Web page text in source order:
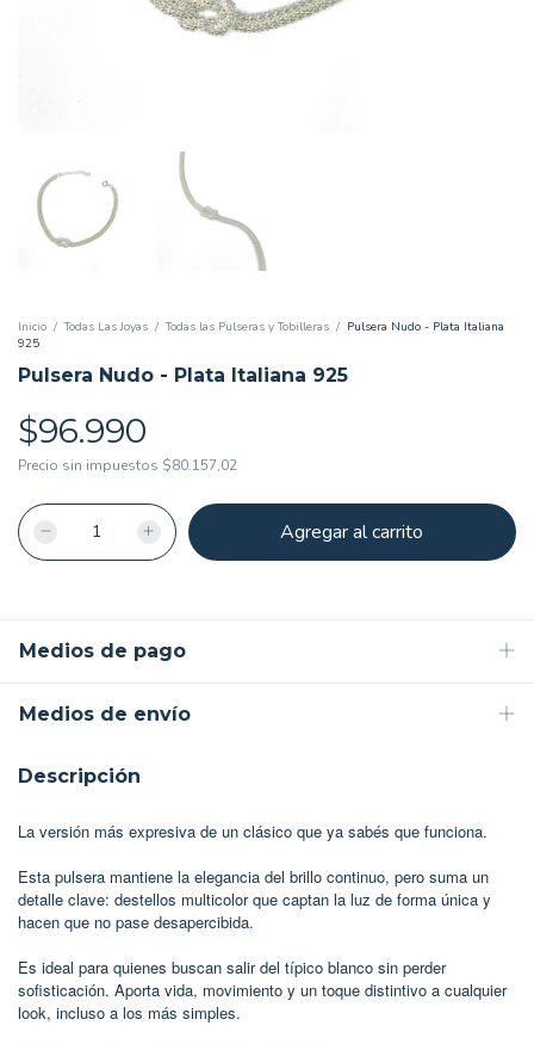
Inicio / Todas Las Joyas / Todas las Pulseras y Tobilleras / Pulsera Nudo - Plata Italiana
925
Pulsera Nudo - Plata Italiana 925
$96.990
Precio sin impuestos $80.157,02
Medios de pago
Medios de envío
Descripción
La versión más expresiva de un clásico que ya sabés que funciona.
Esta pulsera mantiene la elegancia del brillo continuo, pero suma un
detalle clave: destellos multicolor que captan la luz de forma única y
hacen que no pase desapercibida.
Es ideal para quienes buscan salir del típico blanco sin perder
sofisticación. Aporta vida, movimiento y un toque distintivo a cualquier
look, incluso a los más simples.